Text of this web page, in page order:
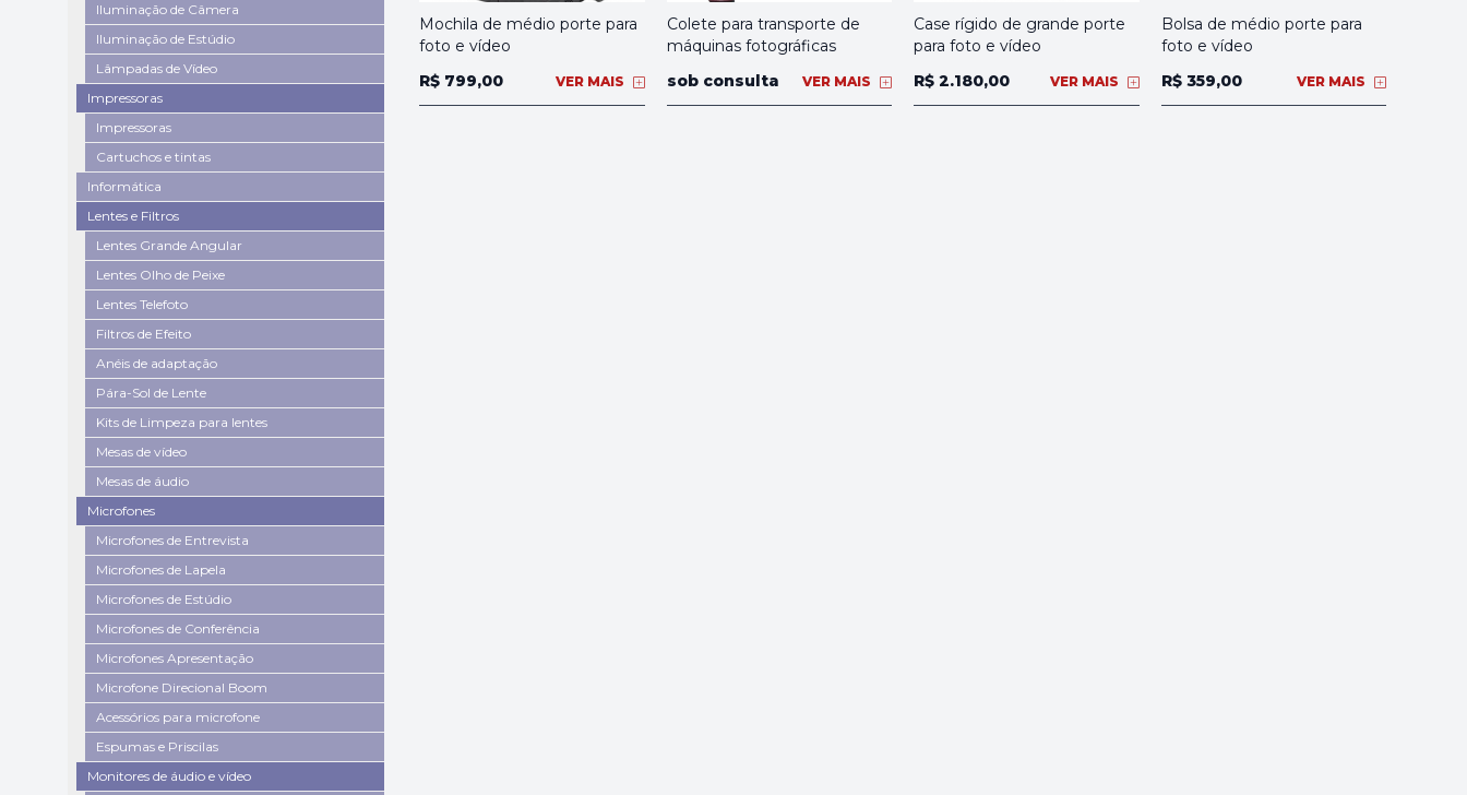
Iluminação de Câmera
Iluminação de Estúdio
Lâmpadas de Vídeo
Impressoras
Impressoras
Cartuchos e tintas
Informática
Lentes e Filtros
Lentes Grande Angular
Lentes Olho de Peixe
Lentes Telefoto
Filtros de Efeito
Anéis de adaptação
Pára-Sol de Lente
Kits de Limpeza para lentes
Mesas de vídeo
Mesas de áudio
Microfones
Microfones de Entrevista
Microfones de Lapela
Microfones de Estúdio
Microfones de Conferência
Microfones Apresentação
Microfone Direcional Boom
Acessórios para microfone
Espumas e Priscilas
Monitores de áudio e vídeo
Mochila de médio porte para
foto e vídeo
R$ 799,00
VER MAIS
Colete para transporte de
máquinas fotográficas
sob consulta
VER MAIS
Case rígido de grande porte
para foto e vídeo
R$ 2.180,00
VER MAIS
Bolsa de médio porte para
foto e vídeo
R$ 359,00
VER MAIS